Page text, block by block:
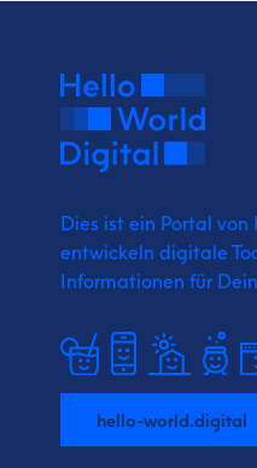
Dies ist ein Portal
entwickeln digitale
Informationen für
hello-world.digital